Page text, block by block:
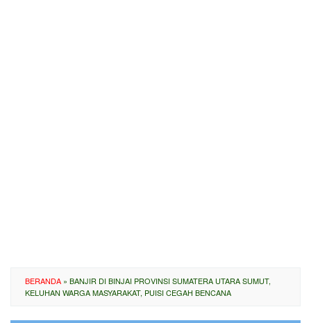
BERANDA » BANJIR DI BINJAI PROVINSI SUMATERA UTARA SUMUT,
KELUHAN WARGA MASYARAKAT, PUISI CEGAH BENCANA